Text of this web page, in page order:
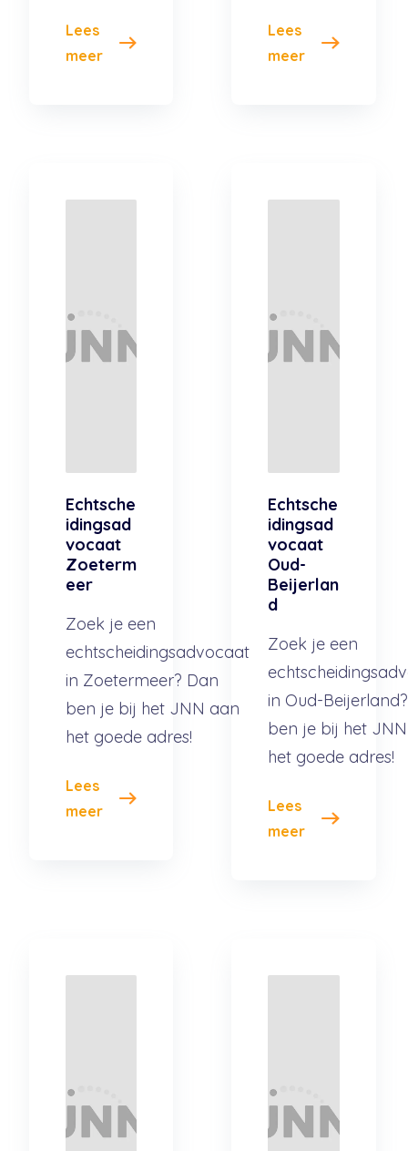
Lees
meer
Lees
meer
Echtsche
idingsad
vocaat
Zoeterm
eer
Zoek je een
echtscheidingsadvocaat
in Zoetermeer? Dan
ben je bij het JNN aan
het goede adres!
Lees
meer
Echtsche
idingsad
vocaat
Oud-
Beijerlan
d
Zoek je een
in Oud-
ben je bij het
het goede adres!
Lees
meer